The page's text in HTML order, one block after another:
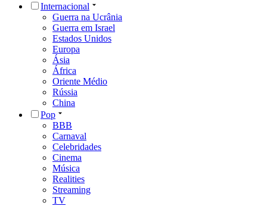
Internacional
Guerra na Ucrânia
Guerra em Israel
Estados Unidos
Europa
Ásia
África
Oriente Médio
Rússia
China
Pop
BBB
Carnaval
Celebridades
Cinema
Música
Realities
Streaming
TV